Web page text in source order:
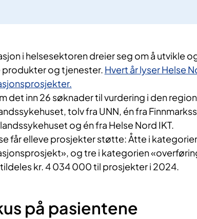
i helsesektoren dreier seg om å utvikle
produkter og tjenester. Hvert år lyser Helse
det inn 26 søknader til vurdering i den
tolv fra UNN, én fra
og én fra Helse Nord IKT.
får elleve prosjekter støtte: Åtte i
og tre i kategorien
kr. 4 034 000 til prosjekter i 2024.
på pasientene